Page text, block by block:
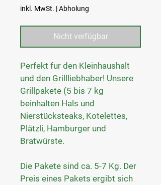
inkl. MwSt. |Abholung
Nicht verfügbar
Perfekt fur den Kleinhaushalt
und den Grillliebhaber! Unsere
Grillpakete (5 bis 7 kg
beinhalten Hals und
Nierstücksteaks, Kotelettes,
Plätzli, Hamburger und
Bratwürste.
Die Pakete sind ca. 5-7 Kg. Der
Preis eines Pakets ergibt sich